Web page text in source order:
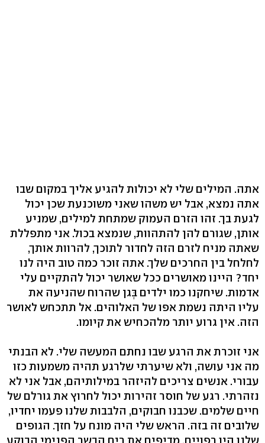
אתה. המילים שלי לא יכולות להגיע אליך במקום שבו
אתה נמצא, אבל יש משהו שאני משוכנעת שכן יכול
לגעת בך. זהו הזרם העמוק שמתחת למילים, שמניע
אותן, שגורם להן להתהוות, שנמצא בכול. אני מתפללת
שאתה מניח לזרם הזה לחדור לתוכך, להרוות אותך,
לחלחל בין החרכים שלך. אתה זוכר כמה טוב היה לנו
יחד? היינו מאושרים ככל שאושר יכול להתקיים עלי
אדמות. שיחקנו כמו ילדים בְּגן שהרוח שהניעה את
עליו היתה נשמת אפו של האלוהים. אל תתכחש לאושר
הזה. אין גרוע יותר מלהכחיש את קיומו.
אני זוכרת את הרגע שבו נחתם המעשה שלי. לא הבנתי
מה אני עושה, ולא שיערתי שלרגע תהיה משמעות כזו
עבורי. אנשים צריכים להיזהר במילותיהם, אבל אני לא
נזהרתי. רגע של חוסר זהירות יכול לחרוץ את גורלם של
חיים שלמים. שכבנו חבוקים, הלבבות שלנו פעמו יחדיו,
שלובים זה בזה. הראש שלי היה מונח על חזך. הגופים
שלנו היו רפויים, מדיפים את ריח הבשר הפנימי הבוקע